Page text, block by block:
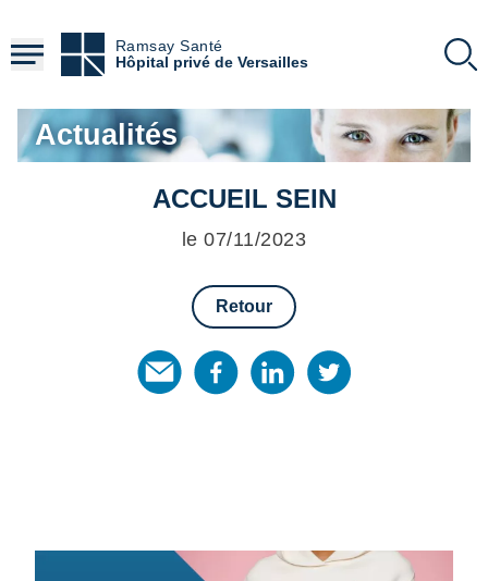
contenu
principal
Ramsay Santé
Hôpital privé de Versailles
Actualités
ACCUEIL SEIN
le 07/11/2023
Retour